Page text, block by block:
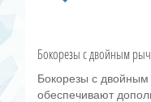
Бокорезы с двойным
Бокорезы с
обеспечивают